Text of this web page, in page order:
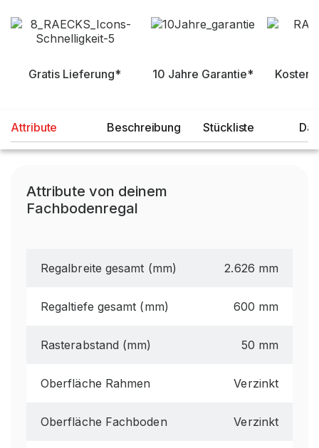
Gratis Lieferung* 10 Jahre Garantie*
Attribute Beschreibung Stückliste
Attribute von deinem
Fachbodenregal
Regalbreite gesamt (mm) 2.626 mm
Regaltiefe gesamt (mm) 600 mm
Rasterabstand (mm) 50 mm
Oberfläche Rahmen Verzinkt
Oberfläche Fachboden Verzinkt